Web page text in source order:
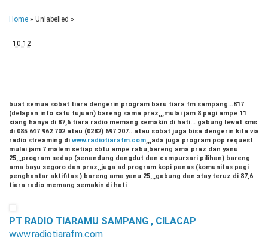
Home » Unlabelled »
- 10.12
buat semua sobat tiara dengerin program baru tiara fm sampang...817
(delapan info satu tujuan) bareng sama praz,,,mulai jam 8 pagi ampe 11
siang hanya di 87,6 tiara radio memang semakin di hati... gabung lewat sms
di 085 647 962 702 atau (0282) 697 207...atau sobat juga bisa dengerin kita via
radio streaming di www.radiotiarafm.com,,,ada juga program pop request
mulai jam 7 malem setiap sbtu ampe rabu,bareng ama praz dan yanu
25,,,program sedap (senandung dangdut dan campursari pilihan) bareng
ama bayu segoro dan praz,,juga ad program kopi panas (komunitas pagi
penghantar aktifitas ) bareng ama yanu 25,,,gabung dan stay teruz di 87,6
tiara radio memang semakin di hati
PT RADIO TIARAMU SAMPANG , CILACAP
www.radiotiarafm.com